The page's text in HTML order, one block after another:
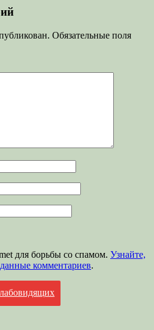
Обязательные поля
для борьбы со спамом. Узнайте,
комментариев.